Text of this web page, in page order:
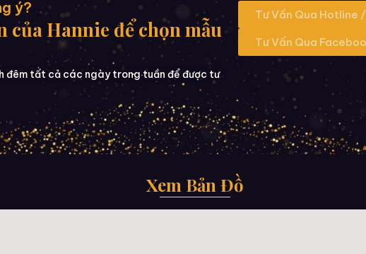
ý?
của Hannie để chọn mẫu
đêm tất cả các ngày trong tuần để được tư
Tư Vấn Qua Hotline
Tư Vấn Qua
Xem Bản Đồ